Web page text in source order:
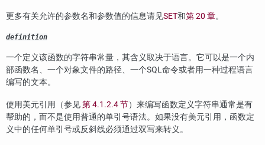
更多有关允许的参数名和参数值的信息请见SET和第 20 章。
definition
一个定义该函数的字符串常量，其含义取决于语言。它可以是一个内
部函数名、一个对象文件的路径、一个SQL命令或者用一种过程语言
编写的文本。
使用美元引用（参见第 4.1.2.4 节）来编写函数定义字符串通常是有
帮助的，而不是使用普通的单引号语法。如果没有美元引用，函数定
义中的任何单引号或反斜线必须通过双写来转义。